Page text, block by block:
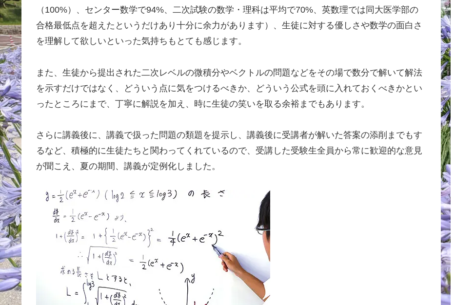
（100%）、センター数学で94%、二次試験の数学・理科は平均で70%、英数理では同大医学部の
合格最低点を超えたというだけあり十分に余力があります）、生徒に対する優しさや数学の面白さ
を理解して欲しいといった気持ちもとても感じます。
また、生徒から提出された二次レベルの微積分やベクトルの問題などをその場で数分で解いて解法
を示すだけではなく、どういう点に気をつけるべきか、どういう公式を頭に入れておくべきかとい
ったところにまで、丁寧に解説を加え、時に生徒の笑いを取る余裕までもあります。
さらに講義後に、講義で扱った問題の類題を提示し、講義後に受講者が解いた答案の添削までもす
るなど、積極的に生徒たちと関わってくれているので、受講した受験生全員から常に歓迎的な意見
が聞こえ、夏の期間、講義が定例化しました。